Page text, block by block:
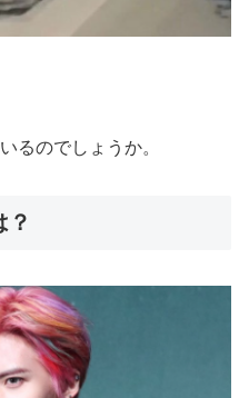
るのでしょうか。
？